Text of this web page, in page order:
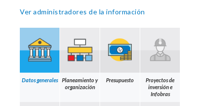
Ver administradores de la información
Datos generales
Planeamiento y
organización
Presupuesto
Proyectos de
inversión e
Infobras